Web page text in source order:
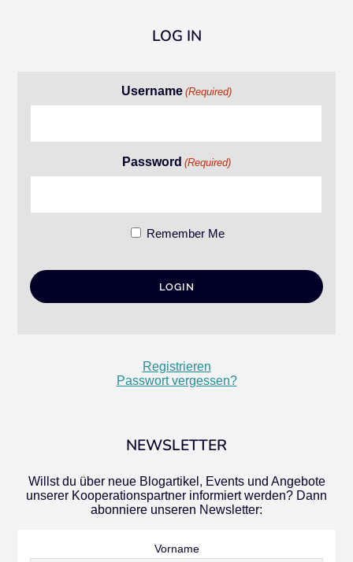
LOG IN
Username (Required)
Password (Required)
Remember Me
Registrieren
Passwort vergessen?
NEWSLETTER
Willst du über neue Blogartikel, Events und Angebote
unserer Kooperationspartner informiert werden? Dann
abonniere unseren Newsletter:
Vorname